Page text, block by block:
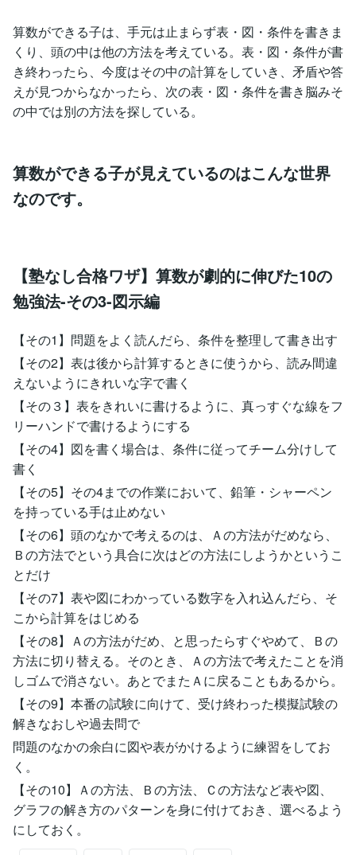
算数ができる子は、手元は止まらず表・図・条件を書きま
くり、頭の中は他の方法を考えている。表・図・条件が書
き終わったら、今度はその中の計算をしていき、矛盾や答
えが見つからなかったら、次の表・図・条件を書き脳みそ
の中では別の方法を探している。
算数ができる子が見えているのはこんな世界
なのです。
【塾なし合格ワザ】算数が劇的に伸びた10の
勉強法-その3-図示編
【その1】問題をよく読んだら、条件を整理して書き出す
【その2】表は後から計算するときに使うから、読み間違
えないようにきれいな字で書く
【その３】表をきれいに書けるように、真っすぐな線をフ
リーハンドで書けるようにする
【その4】図を書く場合は、条件に従ってチーム分けして
書く
【その5】その4までの作業において、鉛筆・シャーペン
を持っている手は止めない
【その6】頭のなかで考えるのは、Ａの方法がだめなら、
Ｂの方法でという具合に次はどの方法にしようかというこ
とだけ
【その7】表や図にわかっている数字を入れ込んだら、そ
こから計算をはじめる
【その8】Ａの方法がだめ、と思ったらすぐやめて、Ｂの
方法に切り替える。そのとき、Ａの方法で考えたことを消
しゴムで消さない。あとでまたＡに戻ることもあるから。
【その9】本番の試験に向けて、受け終わった模擬試験の
解きなおしや過去問で
問題のなかの余白に図や表がかけるように練習をしてお
く。
【その10】Ａの方法、Ｂの方法、Ｃの方法など表や図、
グラフの解き方のパターンを身に付けておき、選べるよう
にしておく。